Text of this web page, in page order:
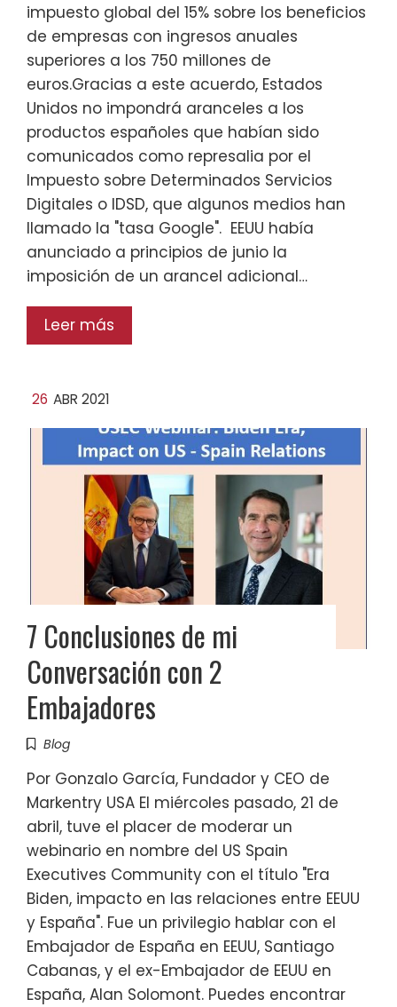
impuesto global del 15% sobre los beneficios
de empresas con ingresos anuales
superiores a los 750 millones de
euros.Gracias a este acuerdo, Estados
Unidos no impondrá aranceles a los
productos españoles que habían sido
comunicados como represalia por el
Impuesto sobre Determinados Servicios
Digitales o IDSD, que algunos medios han
llamado la "tasa Google". EEUU había
anunciado a principios de junio la
imposición de un arancel adicional…
Leer más
26 ABR 2021
7 Conclusiones de mi
Conversación con 2
Embajadores
Blog
Por Gonzalo García, Fundador y CEO de
Markentry USA El miércoles pasado, 21 de
abril, tuve el placer de moderar un
webinario en nombre del US Spain
Executives Community con el título "Era
Biden, impacto en las relaciones entre EEUU
y España". Fue un privilegio hablar con el
Embajador de España en EEUU, Santiago
Cabanas, y el ex-Embajador de EEUU en
España, Alan Solomont. Puedes encontrar